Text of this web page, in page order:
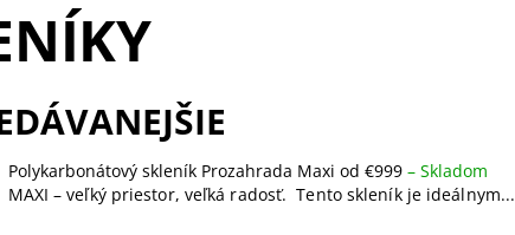
Polykarbonátový skleník Prozahrada Maxi od €999 – Skladom
MAXI – veľký priestor, veľká radosť. Tento skleník je ideálnym...